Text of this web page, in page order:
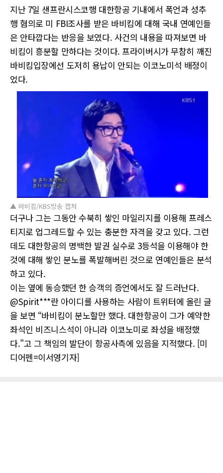
지난 7일 샌프란시스코행 대한항공 기내에서 폭언과 성추
행 혐의로 미 FBI조사를 받은 바비킴에 대해 국내 연예인들
은 안타깝다는 반응을 보였다. 사건의 내용을 따져보면 바
비킴이 흥분할 만하다는 것이다. 프라이버시가 무참히 깨진
바비킴입장에선 도저히 용납이 안되는 이코노미석 배정이
었다.
▲ 바비킴/KBS방송 캡처
더구나 그는 그동안 수북히 쌓인 마일리지를 이용해 프레스
티지로 업그레드할 수 있는 충분한 자격을 갖고 있다. 그런
데도 대한항공의 명백한 발권 실수로 3등석을 이용해야 한
것에 대해 쌓인 분노를 폭발해버린 것으로 연예인들은 분석
하고 있다.
이는 옆에 동승했던 한 승객의 증언에서도 잘 드러난다.
@Spirit***란 아이디를 사용하는 사람이 트위터에 올린 글
을 보면 “바비킴이 분노할만 했다. 대한항공이 그가 예약한
좌석인 비즈니스석이 아니라 이코노미로 좌성을 배정했
다.”고 그 책임의 발단이 항공사측에 있음을 지적했다. [미
디어펜=이서영기자]